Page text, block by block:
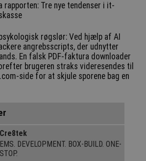
rapporten: Tre nye tendenser i it-
røgslør: Ved hjælp af AI
angrebsscripts, der udnytter
En falsk PDF-faktura downloader
brugeren straks videresendes til
side for at skjule sporene bag en
Cre8tek
EMS. DEVELOPMENT. BOX-BUILD. ONE-
STOP.